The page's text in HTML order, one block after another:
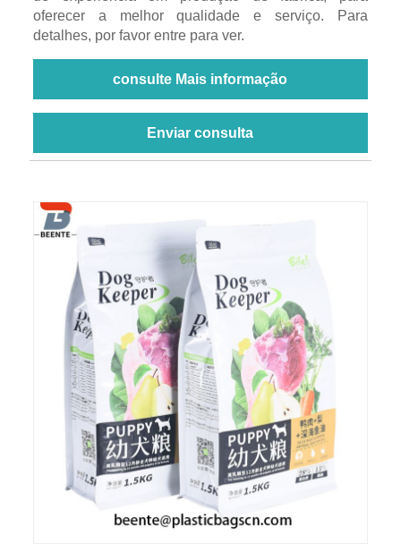
oferecer a melhor qualidade e serviço. Para
detalhes, por favor entre para ver.
consulte Mais informação
Enviar consulta